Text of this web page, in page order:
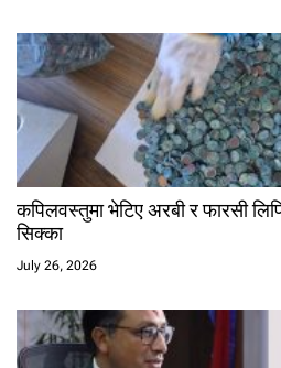
कपिलवस्तुमा भेटिए अरबी र फारसी
सिक्का
July 26, 2026